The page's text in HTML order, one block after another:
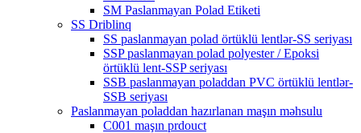
SM Paslanmayan Polad Etiketi
SS Driblinq
SS paslanmayan polad örtüklü lentlər-SS seriyası
SSP paslanmayan polad polyester / Epoksi
örtüklü lent-SSP seriyası
SSB paslanmayan poladdan PVC örtüklü lentlər-
SSB seriyası
Paslanmayan poladdan hazırlanan maşın məhsulu
C001 maşın prdouct